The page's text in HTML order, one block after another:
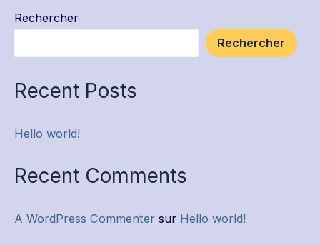
Rechercher
Rechercher
Recent Posts
Hello world!
Recent Comments
A WordPress Commenter sur Hello world!